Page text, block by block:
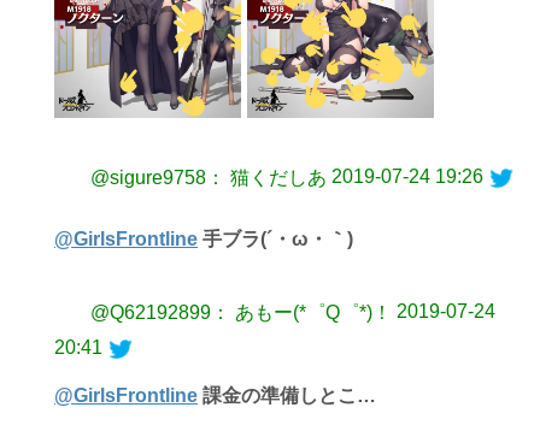
@sigure9758： 猫くだしあ 2019-07-24 19:26
@GirlsFrontline 手ブラ(´・ω・｀)
@Q62192899： あもー(*゜Q゜*)！
2019-07-24
20:41
@GirlsFrontline 課金の準備しとこ…